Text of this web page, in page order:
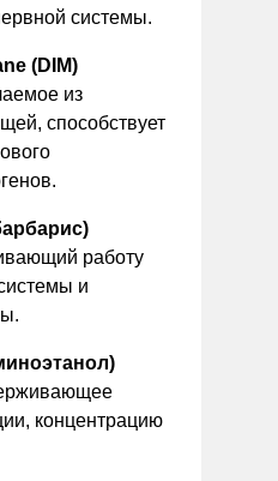
системы.
(DIM)
из
способствует
работу
и
концентрацию